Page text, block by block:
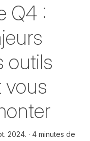
Q4 :
outils
vous
2024.
4 minutes de